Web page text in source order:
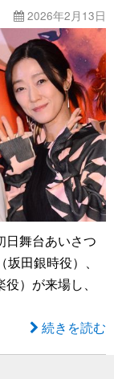
2026年2月13日
舞台あいさつ
田銀時役）、
）が来場し、
続きを読む